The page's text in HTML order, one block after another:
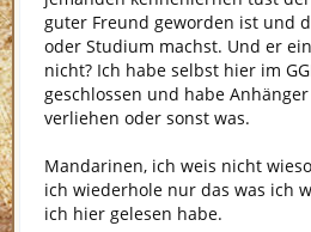
guter Freund geworden ist und
oder Studium machst. Und er
nicht? Ich habe selbst hier im
geschlossen und habe
verliehen oder sonst was.
Mandarinen, ich weis nicht
ich wiederhole nur das was ich
ich hier gelesen habe.